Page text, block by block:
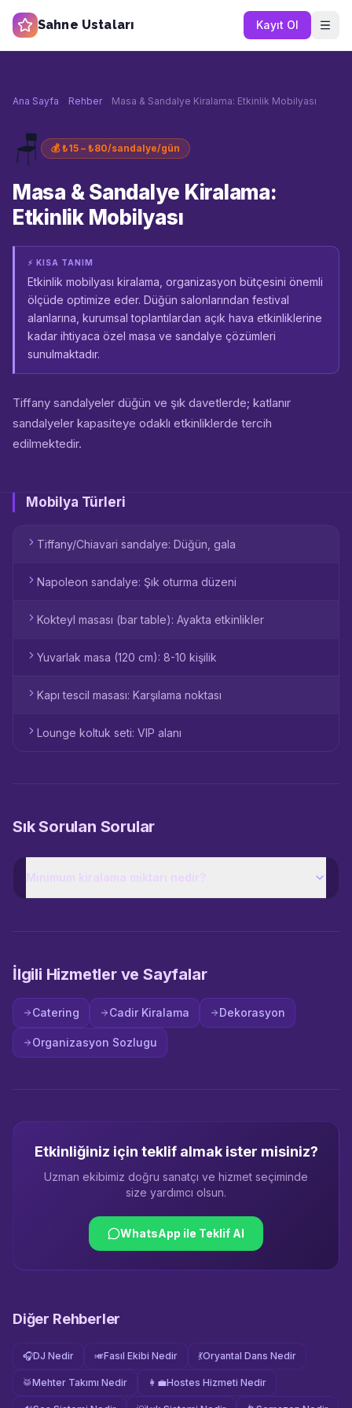
Sahne Ustaları Kayıt Ol
Ana Sayfa Rehber Masa & Sandalye Kiralama: Etkinlik Mobilyası
🪑 💰₺15 – ₺80/sandalye/gün
Masa & Sandalye Kiralama:
Etkinlik Mobilyası
⚡ KISA TANIM
Etkinlik mobilyası kiralama, organizasyon bütçesini önemli
ölçüde optimize eder. Düğün salonlarından festival
alanlarına, kurumsal toplantılardan açık hava etkinliklerine
kadar ihtiyaca özel masa ve sandalye çözümleri
sunulmaktadır.
Tiffany sandalyeler düğün ve şık davetlerde; katlanır
sandalyeler kapasiteye odaklı etkinliklerde tercih
edilmektedir.
Mobilya Türleri
Tiffany/Chiavari sandalye: Düğün, gala
Napoleon sandalye: Şık oturma düzeni
Kokteyl masası (bar table): Ayakta etkinlikler
Yuvarlak masa (120 cm): 8-10 kişilik
Kapı tescil masası: Karşılama noktası
Lounge koltuk seti: VIP alanı
Sık Sorulan Sorular
Minimum kiralama miktarı nedir?
İlgili Hizmetler ve Sayfalar
Catering Cadir Kiralama Dekorasyon
Organizasyon Sozlugu
Etkinliğiniz için teklif almak ister misiniz?
Uzman ekibimiz doğru sanatçı ve hizmet seçiminde
size yardımcı olsun.
WhatsApp ile Teklif Al
Diğer Rehberler
🎧DJ Nedir 🎺Fasıl Ekibi Nedir 💃Oryantal Dans Nedir
🥁Mehter Takımı Nedir 👩‍💼Hostes Hizmeti Nedir